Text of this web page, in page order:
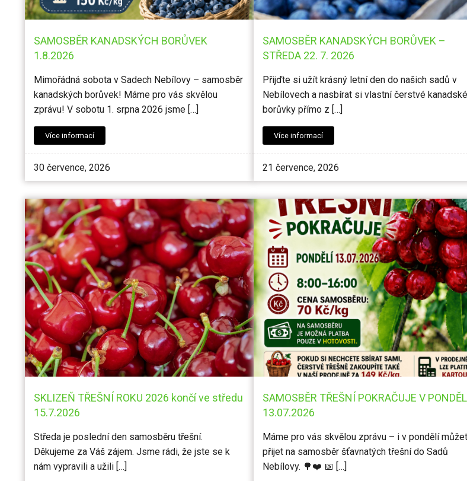
SAMOSBĚR KANADSKÝCH BORŮVEK
1.8.2026
Mimořádná sobota v Sadech Nebílovy – samosběr
kanadských borůvek! Máme pro vás skvělou
zprávu! V sobotu 1. srpna 2026 jsme […]
Více informací
30 července, 2026
SAMOSBĚR KANADSKÝCH BORŮVEK –
STŘEDA 22. 7. 2026
Přijďte si užít krásný letní den do našich sadů v
Nebílovech a nasbírat si vlastní čerstvé kanadské
borůvky přímo z […]
Více informací
21 července, 2026
SKLIZEŇ TŘEŠNÍ ROKU 2026 končí ve středu
15.7.2026
Středa je poslední den samosběru třešní.
Děkujeme za Váš zájem. Jsme rádi, že jste se k
nám vypravili a užili […]
SAMOSBĚR TŘEŠNÍ POKRAČUJE V
13.07.2026
Máme pro vás skvělou zprávu – i v pondělí
přijet na samosběr šťavnatých třešní do Sadů
Nebílovy. 🌳❤️ 📅 […]